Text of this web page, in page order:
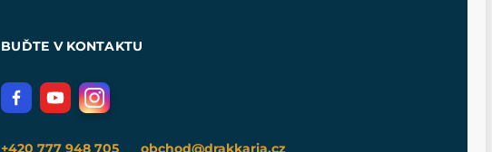
BUĎTE V KONTAKTU
+420 777 948 705 obchod@drakkaria.cz